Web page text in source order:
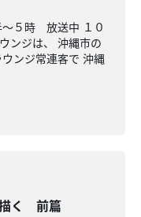
５時 放送中 １０
ンジは、 沖縄市の
ンジ常連客で 沖縄
く 前篇